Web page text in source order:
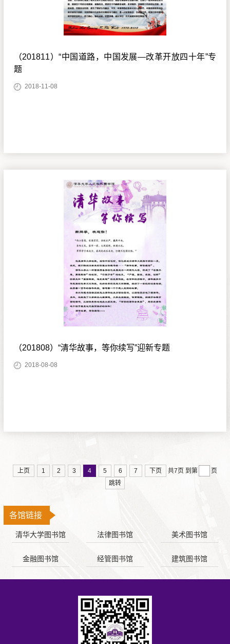
（201811）“中国道路，中国发展—改革开放四十年”专
题
2018-11-08
（201808）“清华故事，等你续写”迎新专题
2018-08-08
上页 1 2 3 4 5 6 7 下页 共7页 到第
页
跳转
各馆链接
清华大学图书馆 法律图书馆 美术图书馆
金融图书馆 经管图书馆 建筑图书馆